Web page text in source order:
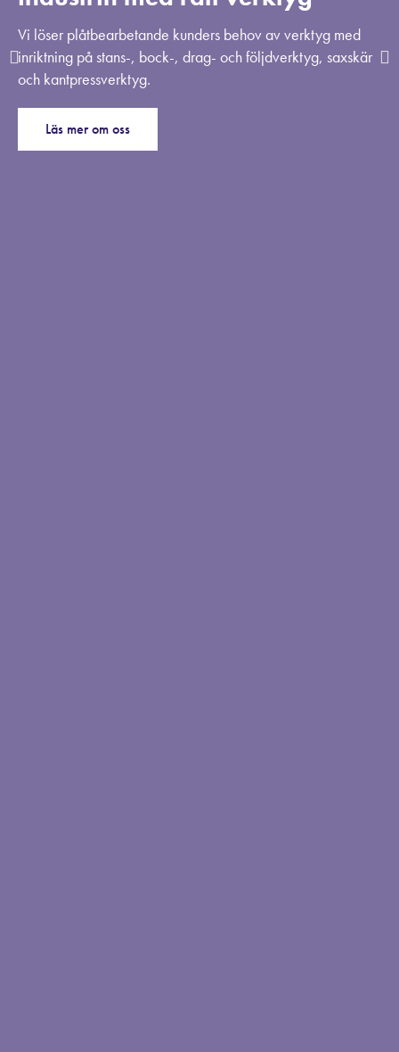
Vi löser plåtbearbetande kunders behov av verktyg med
inriktning på stans-, bock-, drag- och följdverktyg, saxskär
och kantpressverktyg.
Läs mer om oss